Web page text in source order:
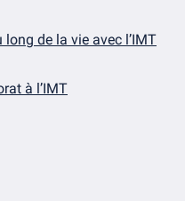
de la vie avec l’IMT
à l’IMT